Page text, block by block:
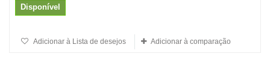
Disponível
Adicionar à Lista de desejos Adicionar à comparação